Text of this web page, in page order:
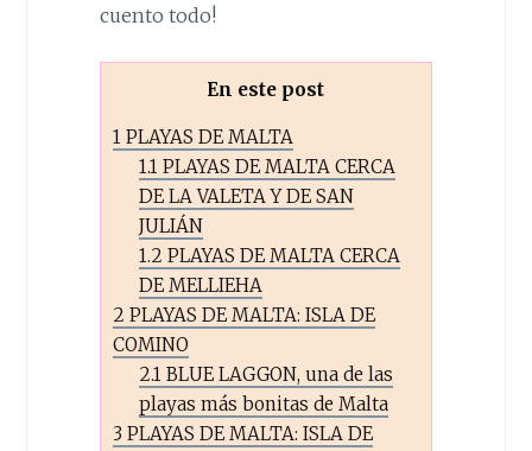
cuento todo!
En este post
1 PLAYAS DE MALTA
1.1 PLAYAS DE MALTA CERCA
DE LA VALETA Y DE SAN
JULIÁN
1.2 PLAYAS DE MALTA CERCA
DE MELLIEHA
2 PLAYAS DE MALTA: ISLA DE
COMINO
2.1 BLUE LAGGON, una de las
playas más bonitas de Malta
3 PLAYAS DE MALTA: ISLA DE